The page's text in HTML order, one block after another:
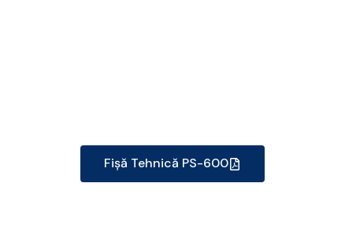
Fișă Tehnică PS-600